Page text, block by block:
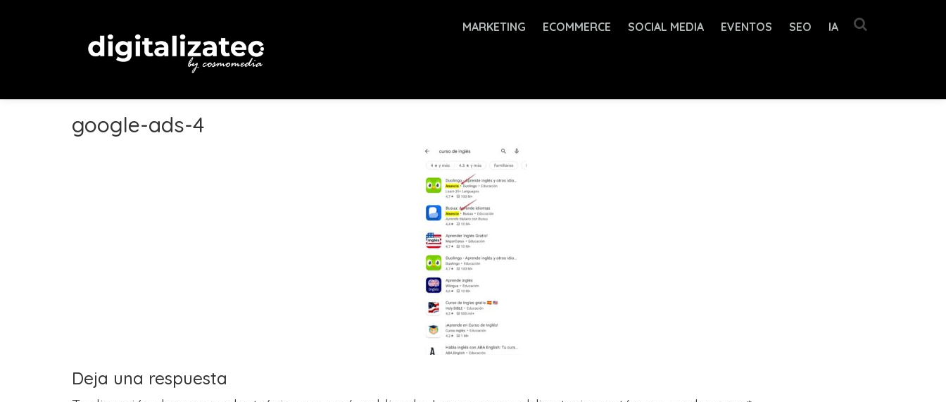
MARKETING ECOMMERCE SOCIAL MEDIA EVENTOS SEO IA
google-ads-4
Deja una respuesta